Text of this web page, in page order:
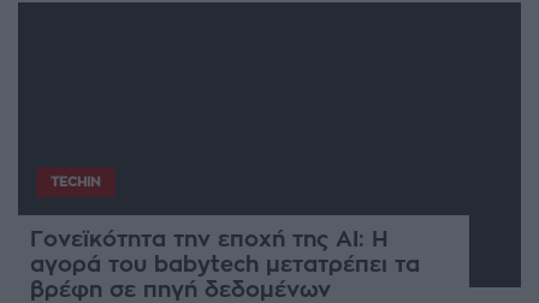
TECHIN
Γονεϊκότητα την εποχή της AI: Η
αγορά του babytech μετατρέπει τα
βρέφη σε πηγή δεδομένων